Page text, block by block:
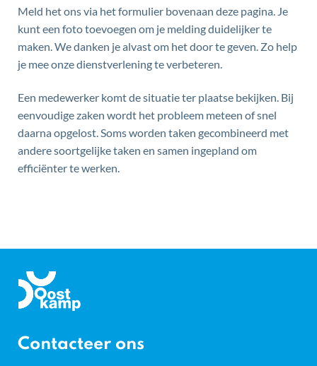
Meld het ons via het formulier bovenaan deze pagina. Je
kunt een foto toevoegen om je melding duidelijker te
maken. We danken je alvast om het door te geven. Zo help
je mee onze dienstverlening te verbeteren.
Een medewerker komt de situatie ter plaatse bekijken. Bij
eenvoudige zaken wordt het probleem meteen of snel
daarna opgelost. Soms worden taken gecombineerd met
andere soortgelijke taken en samen ingepland om
efficiënter te werken.
Gemeente
Oostkamp
Contacteer ons